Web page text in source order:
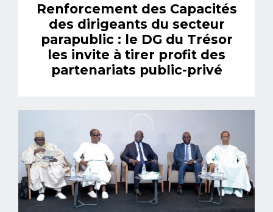
Renforcement des Capacités
des dirigeants du secteur
parapublic : le DG du Trésor
les invite à tirer profit des
partenariats public-privé